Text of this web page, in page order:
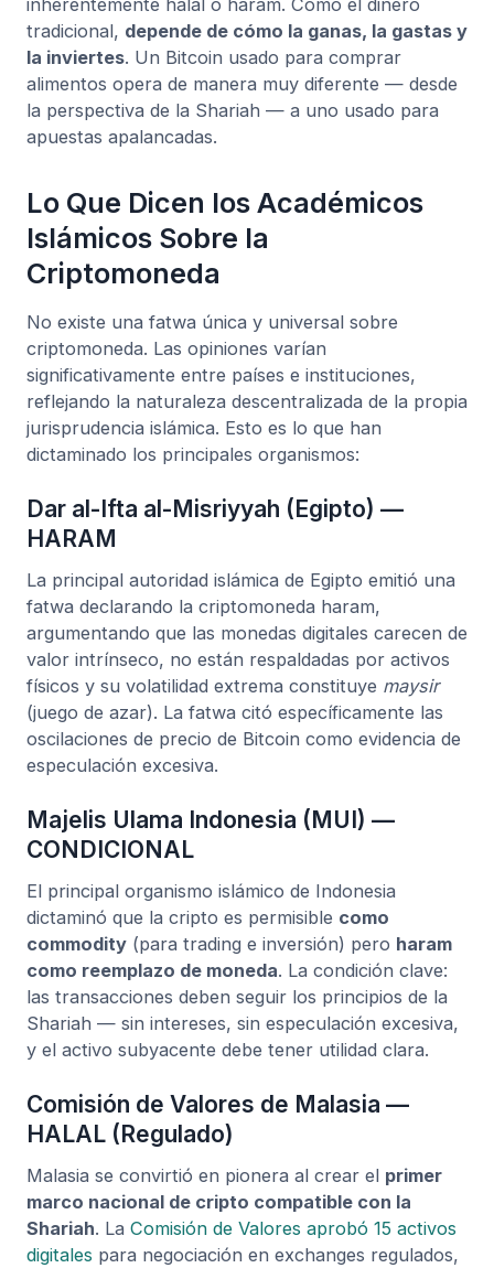
tradicional, depende de cómo la ganas, la gastas y
la inviertes. Un Bitcoin usado para comprar
alimentos opera de manera muy diferente — desde
la perspectiva de la Shariah — a uno usado para
apuestas apalancadas.
Lo Que Dicen los Académicos
Islámicos Sobre la
Criptomoneda
No existe una fatwa única y universal sobre
criptomoneda. Las opiniones varían
significativamente entre países e instituciones,
reflejando la naturaleza descentralizada de la propia
jurisprudencia islámica. Esto es lo que han
dictaminado los principales organismos:
Dar al-Ifta al-Misriyyah (Egipto) —
HARAM
La principal autoridad islámica de Egipto emitió una
fatwa declarando la criptomoneda haram,
argumentando que las monedas digitales carecen de
valor intrínseco, no están respaldadas por activos
físicos y su volatilidad extrema constituye maysir
(juego de azar). La fatwa citó específicamente las
oscilaciones de precio de Bitcoin como evidencia de
especulación excesiva.
Majelis Ulama Indonesia (MUI) —
CONDICIONAL
El principal organismo islámico de Indonesia
dictaminó que la cripto es permisible como
commodity (para trading e inversión) pero haram
como reemplazo de moneda. La condición clave:
las transacciones deben seguir los principios de la
Shariah — sin intereses, sin especulación excesiva,
y el activo subyacente debe tener utilidad clara.
Comisión de Valores de Malasia —
HALAL (Regulado)
Malasia se convirtió en pionera al crear el primer
marco nacional de cripto compatible con la
Shariah. La Comisión de Valores aprobó 15 activos
digitales para negociación en exchanges regulados,